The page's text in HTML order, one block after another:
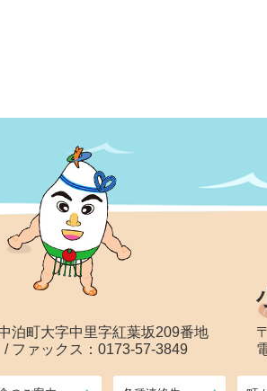
町大字中里字紅葉坂209番地
ファックス：0173-57-3849